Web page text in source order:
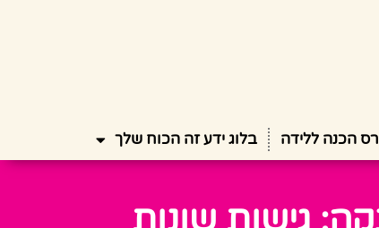
הכנה ללידה בלוג ידע זה הכוח שלך